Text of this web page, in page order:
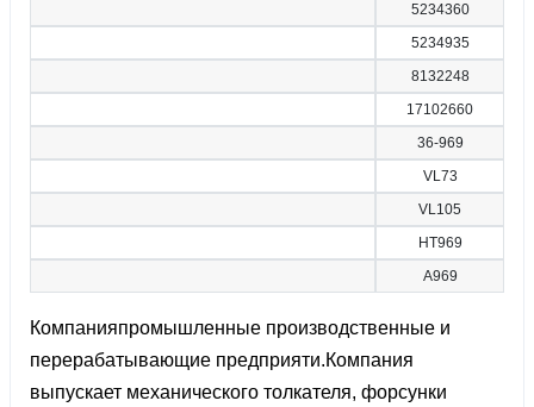
5234360
5234935
8132248
17102660
36-969
VL73
VL105
HT969
A969
Компанияпромышленные производственные и
перерабатывающие предприяти.Компания
выпускает механического толкателя, форсунки